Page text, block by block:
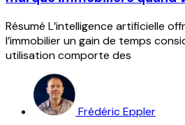
Résumé L’intelligence artificielle
l’immobilier un gain de temps
utilisation comporte des
Frédéric Eppler